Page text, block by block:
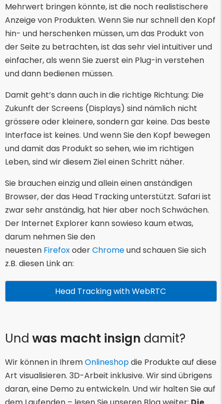
Mehrwert bringen könnte, ist die noch realistischere
Anzeige von Produkten. Wenn Sie nur schnell den Kopf
hin- und herschenken müssen, um das Produkt von
der Seite zu betrachten, ist das sehr viel intuitiver und
einfacher, als wenn Sie zuerst ein Plug-in verstehen
und dann bedienen müssen.
Damit geht’s dann auch in die richtige Richtung: Die
Zukunft der Screens (Displays) sind nämlich nicht
grössere oder kleinere, sondern gar keine. Das beste
Interface ist keines. Und wenn Sie den Kopf bewegen
und damit das Produkt so sehen, wie im richtigen
Leben, sind wir diesem Ziel einen Schritt näher.
Sie brauchen einzig und allein einen anständigen
Browser, der das Head Tracking unterstützt. Safari ist
zwar sehr anständig, hat hier aber noch Schwächen.
Der Internet Explorer kann sowieso kaum etwas,
darum nehmen Sie den
neuesten FirefoxoderChromeund schauen Sie sich
z.B. diesen Link an:
Head Tracking with WebRTC
Und was macht insign damit?
Wir können in IhremOnlineshopdie Produkte auf diese
Art visualisieren. 3D-Arbeit inklusive. Wir sind übrigens
daran, eine Demo zu entwickeln. Und wir halten Sie auf